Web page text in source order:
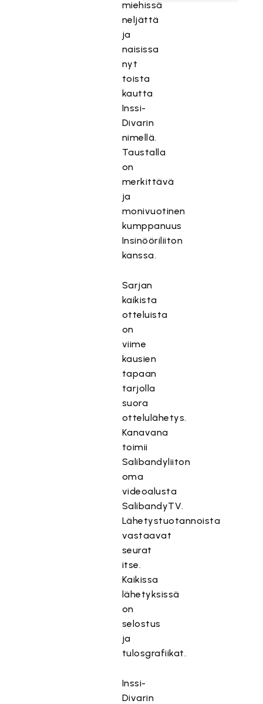
miehissä
neljättä
ja
naisissa
nyt
toista
kautta
Inssi-
Divarin
nimellä.
Taustalla
on
merkittävä
ja
monivuotinen
kumppanuus
Insinööriliiton
kanssa.
Sarjan
kaikista
otteluista
on
viime
kausien
tapaan
tarjolla
suora
ottelulähetys.
Kanavana
toimii
Salibandyliiton
oma
videoalusta
SalibandyTV.
Lähetystuotannoista
vastaavat
seurat
itse.
Kaikissa
lähetyksissä
on
selostus
ja
tulosgrafiikat.
Inssi-
Divarin